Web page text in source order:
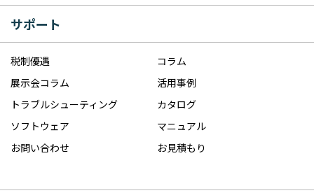
サポート
税制優遇
コラム
展示会コラム
活用事例
トラブルシューティング
カタログ
ソフトウェア
マニュアル
お問い合わせ
お見積もり